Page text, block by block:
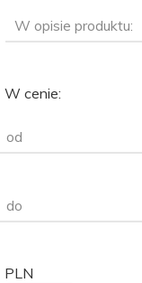
W opisie produktu:
W cenie:
od
do
PLN